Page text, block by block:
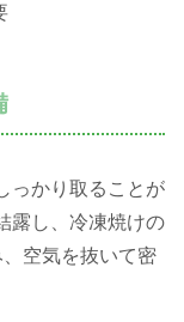
っかり取ることが
露し、冷凍焼けの
空気を抜いて密